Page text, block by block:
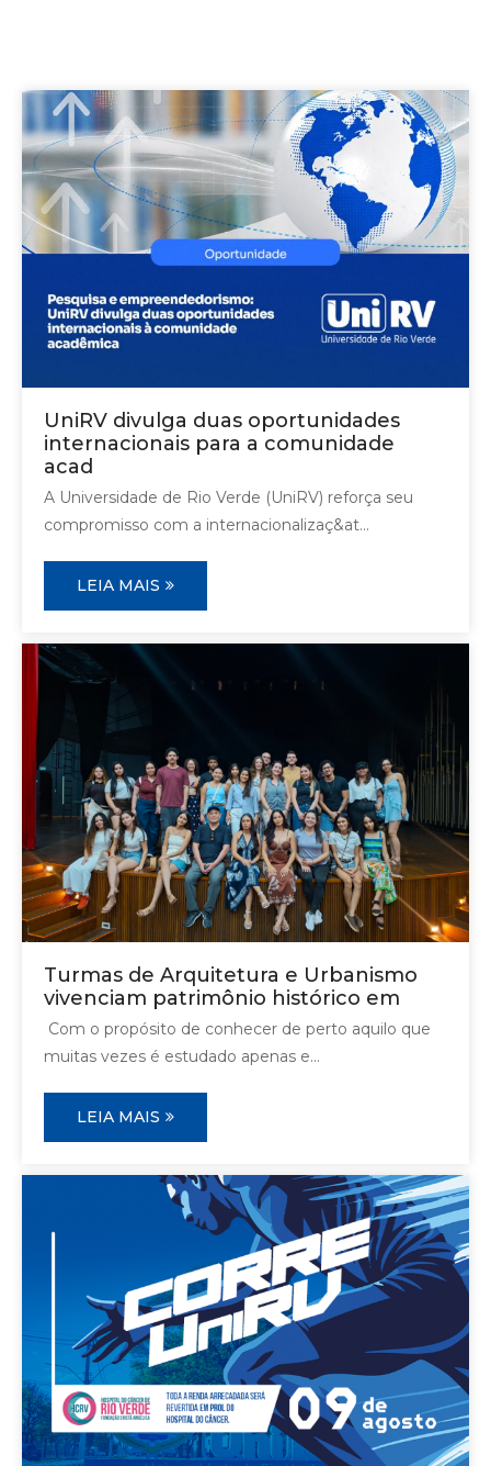
UniRV divulga duas oportunidades
internacionais para a comunidade
acad
A Universidade de Rio Verde (UniRV) reforça seu
compromisso com a internacionalizaç&at...
LEIA MAIS
Turmas de Arquitetura e Urbanismo
vivenciam patrimônio histórico em
Com o propósito de conhecer de perto aquilo que
muitas vezes é estudado apenas e...
LEIA MAIS